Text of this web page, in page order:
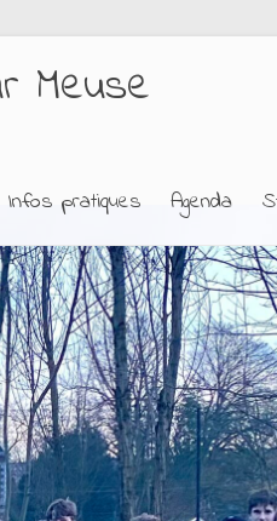
Meuse
Infos pratiques Agenda